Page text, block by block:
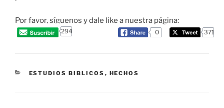
Por favor, síguenos y dale like a nuestra página:
294 0 371
CATEGORIES
ESTUDIOS BIBLICOS , HECHOS